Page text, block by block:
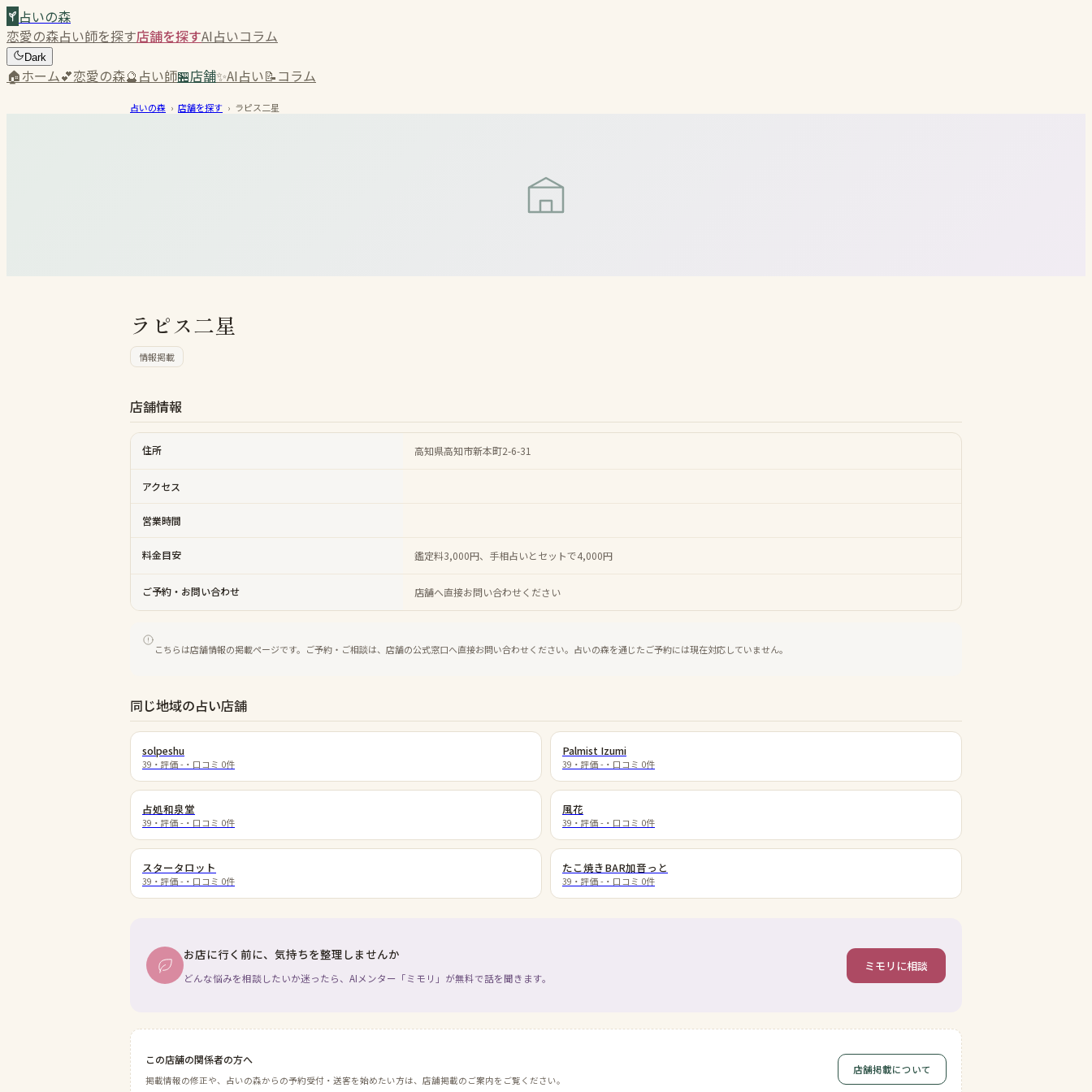
占いの森
恋愛の森占い師を探す店舗を探すAI占いコラム
Dark
🏠ホーム💕恋愛の森🔮占い師🏪店舗✨AI占い📝コラム
占いの森 › 店舗を探す › ラピス二星
ラピス二星
情報掲載
店舗情報
住所 高知県高知市新本町2-6-31
アクセス
営業時間
料金目安 鑑定料3,000円、手相占いとセットで4,000円
ご予約・お問い合わせ 店舗へ直接お問い合わせください
こちらは店舗情報の掲載ページです。ご予約・ご相談は、店舗の公式窓口へ直接お問い合わせください。占いの森を通じたご予約には現在対応していません。
同じ地域の占い店舗
solpeshu
39 ・評価 - ・口コミ 0件
Palmist Izumi
39 ・評価 - ・口コミ 0件
占処和泉堂
39 ・評価 - ・口コミ 0件
風花
39 ・評価 - ・口コミ 0件
スタータロット
39 ・評価 - ・口コミ 0件
たこ焼きBAR加音っと
39 ・評価 - ・口コミ 0件
お店に行く前に、気持ちを整理しませんか
どんな悩みを相談したいか迷ったら、AIメンター「ミモリ」が無料で話を聞きます。
ミモリに相談
この店舗の関係者の方へ
掲載情報の修正や、占いの森からの予約受付・送客を始めたい方は、店舗掲載のご案内をご覧ください。
店舗掲載について